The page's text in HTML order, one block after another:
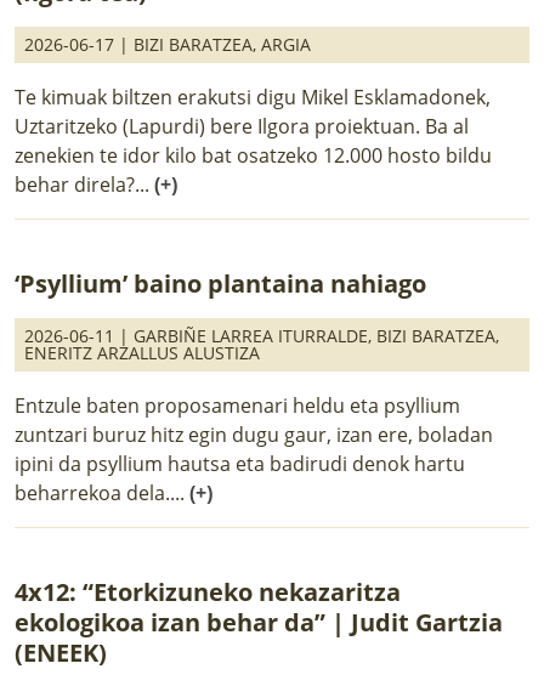
2026-06-17 | BIZI BARATZEA, ARGIA
Te kimuak biltzen erakutsi digu Mikel Esklamadonek,
Uztaritzeko (Lapurdi) bere Ilgora proiektuan. Ba al
zenekien te idor kilo bat osatzeko 12.000 hosto bildu
behar direla?... (+)
‘Psyllium’ baino plantaina nahiago
2026-06-11 | GARBIÑE LARREA ITURRALDE, BIZI BARATZEA,
ENERITZ ARZALLUS ALUSTIZA
Entzule baten proposamenari heldu eta psyllium
zuntzari buruz hitz egin dugu gaur, izan ere, boladan
ipini da psyllium hautsa eta badirudi denok hartu
beharrekoa dela.... (+)
4x12: “Etorkizuneko nekazaritza
ekologikoa izan behar da” | Judit Gartzia
(ENEEK)